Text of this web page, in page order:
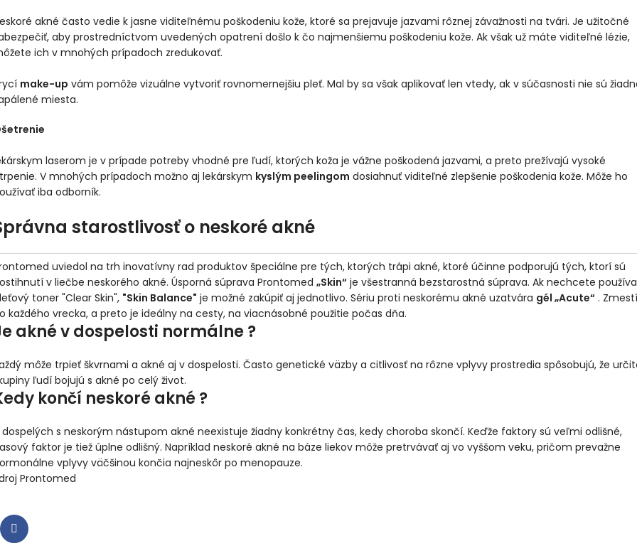
akné často vedie k jasne viditeľnému poškodeniu kože, ktoré sa prejavuje jazvami rôznej závažnosti na tvári. Je užitočné
aby prostredníctvom uvedených opatrení došlo k čo najmenšiemu poškodeniu kože. Ak však už máte viditeľné lézie,
ich v mnohých prípadoch zredukovať.
make-up vám pomôže vizuálne vytvoriť rovnomernejšiu pleť. Mal by sa však aplikovať len vtedy, ak v súčasnosti nie sú
miesta.
laserom je v prípade potreby vhodné pre ľudí, ktorých koža je vážne poškodená jazvami, a preto prežívajú vysoké
V mnohých prípadoch možno aj lekárskym kyslým peelingom dosiahnuť viditeľné zlepšenie poškodenia kože. Môže ho
iba odborník.
starostlivosť o neskoré akné
uviedol na trh inovatívny rad produktov špeciálne pre tých, ktorých trápi akné, ktoré účinne podporujú tých, ktorí sú
v liečbe neskorého akné. Úsporná súprava Prontomed „Skin“ je všestranná bezstarostná súprava. Ak nechcete
toner "Clear Skin", "Skin Balance" je možné zakúpiť aj jednotlivo. Sériu proti neskorému akné uzatvára gél „Acute“ .
každého vrecka, a preto je ideálny na cesty, na viacnásobné použitie počas dňa.
akné v dospelosti normálne ?
môže trpieť škvrnami a akné aj v dospelosti. Často genetické väzby a citlivosť na rôzne vplyvy prostredia spôsobujú, že
ľudí bojujú s akné po celý život.
končí neskoré akné ?
dospelých s neskorým nástupom akné neexistuje žiadny konkrétny čas, kedy choroba skončí. Keďže faktory sú veľmi odlišné,
faktor je tiež úplne odlišný. Napríklad neskoré akné na báze liekov môže pretrvávať aj vo vyššom veku, pričom prevažne
vplyvy väčšinou končia najneskôr po menopauze.
Prontomed